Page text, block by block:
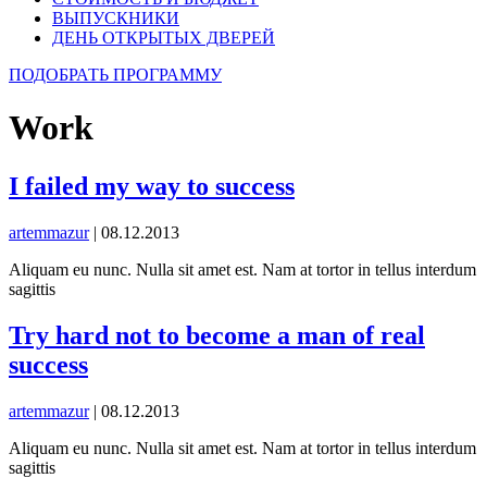
ВЫПУСКНИКИ
ДЕНЬ ОТКРЫТЫХ ДВЕРЕЙ
ПОДОБРАТЬ ПРОГРАММУ
Work
I failed my way to success
artemmazur | 08.12.2013
Aliquam eu nunc. Nulla sit amet est. Nam at tortor in tellus interdum
sagittis
Try hard not to become a man of real
success
artemmazur | 08.12.2013
Aliquam eu nunc. Nulla sit amet est. Nam at tortor in tellus interdum
sagittis